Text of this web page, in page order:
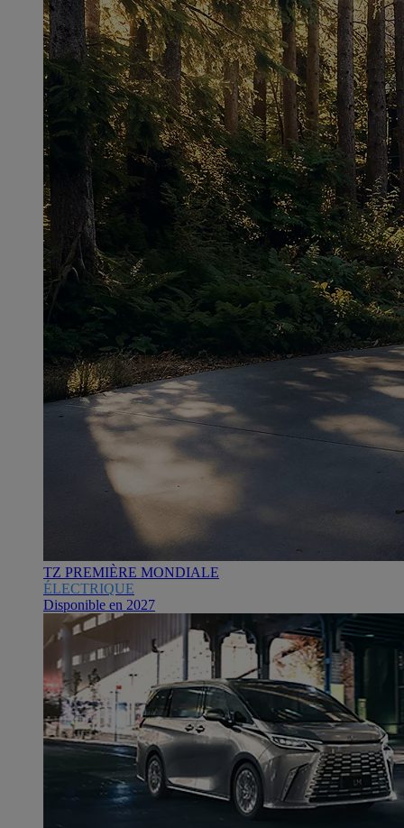
TZ PREMIÈRE MONDIALE
ÉLECTRIQUE
Disponible en 2027